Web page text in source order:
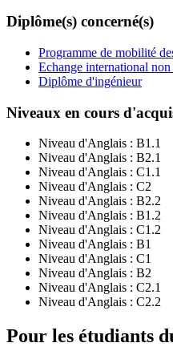
Diplôme(s) concerné(s)
Programme de mobilité
Echange international
Diplôme d'ingénieur
Niveaux en cours
Niveau d'Anglais : B1.1
Niveau d'Anglais : B2.1
Niveau d'Anglais : C1.1
Niveau d'Anglais : C2
Niveau d'Anglais : B2.2
Niveau d'Anglais : B1.2
Niveau d'Anglais : C1.2
Niveau d'Anglais : B1
Niveau d'Anglais : C1
Niveau d'Anglais : B2
Niveau d'Anglais : C2.1
Niveau d'Anglais : C2.2
Pour les étudiants